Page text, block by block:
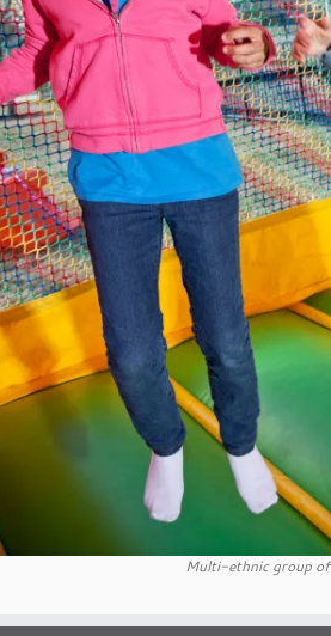
Multi-ethnic group of